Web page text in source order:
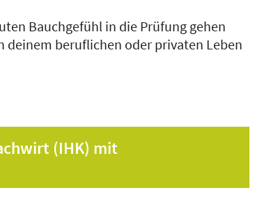
Bauchgefühl in die Prüfung gehen
deinem beruflichen oder privaten Leben
(IHK) mit